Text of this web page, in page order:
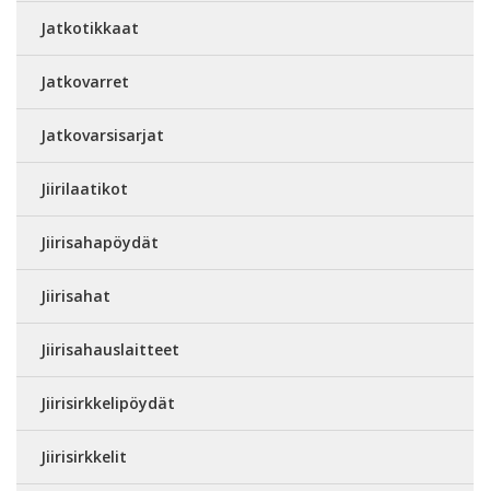
Jatkotikkaat
Jatkovarret
Jatkovarsisarjat
Jiirilaatikot
Jiirisahapöydät
Jiirisahat
Jiirisahauslaitteet
Jiirisirkkelipöydät
Jiirisirkkelit